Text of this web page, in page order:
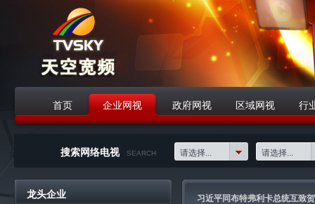
首页 企业网视 政府网视 区域网视 行
搜索网络电视
SEARCH 请选择... 请选择...
龙头企业 习近平同布特弗利卡总统互致